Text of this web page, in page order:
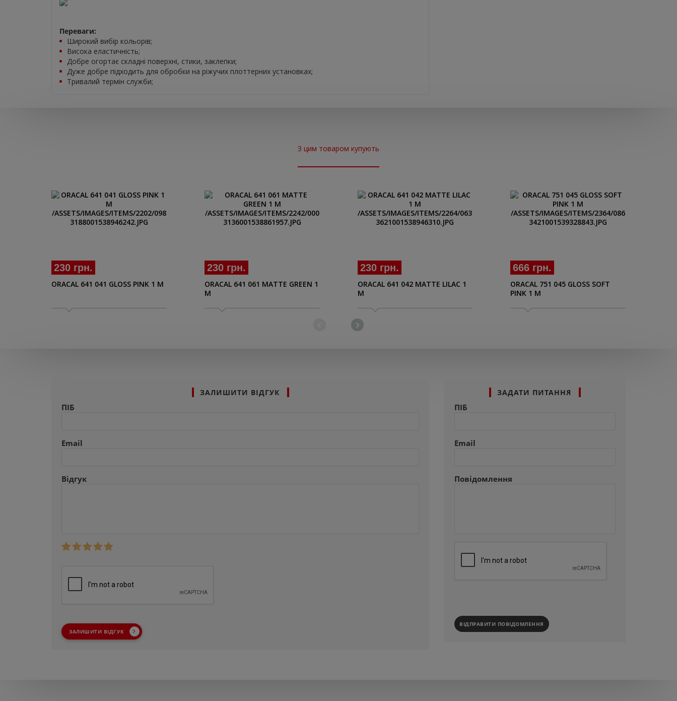
Переваги:
Широкий вибір кольорів;
Висока еластичність;
Добре огортає складні поверхні, стики, заклепки;
Дуже добре підходить для обробки на ріжучих плоттерних установках;
Тривалий термін служби;
З цим товаром купують
230 грн.
ORACAL 641 041 GLOSS PINK 1 M
230 грн.
ORACAL 641 061 MATTE GREEN 1
M
230 грн.
ORACAL 641 042 MATTE LILAC 1
M
666 грн.
ORACAL 751 045 GLOSS SOFT
PINK 1 M
ЗАЛИШИТИ ВІДГУК
ПІБ
Email
Відгук
ЗАЛИШИТИ ВІДГУК
ЗАДАТИ ПИТАННЯ
ПІБ
Email
Повідомлення
ВІДПРАВИТИ ПОВІДОМЛЕННЯ